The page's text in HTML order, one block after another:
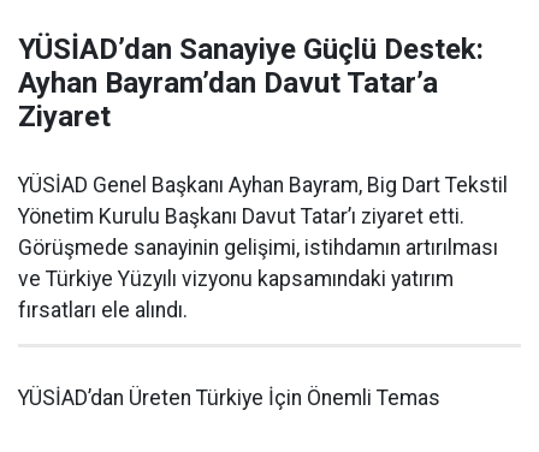
YÜSİAD’dan Sanayiye Güçlü Destek:
Ayhan Bayram’dan Davut Tatar’a
Ziyaret
YÜSİAD Genel Başkanı Ayhan Bayram, Big Dart Tekstil
Yönetim Kurulu Başkanı Davut Tatar’ı ziyaret etti.
Görüşmede sanayinin gelişimi, istihdamın artırılması
ve Türkiye Yüzyılı vizyonu kapsamındaki yatırım
fırsatları ele alındı.
YÜSİAD’dan Üreten Türkiye İçin Önemli Temas